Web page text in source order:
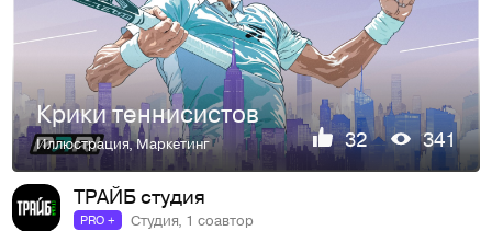
Крики теннисистов
Иллюстрация,Маркетинг 32 341
ТРАЙБ студия
PRO + Студия, 1 соавтор